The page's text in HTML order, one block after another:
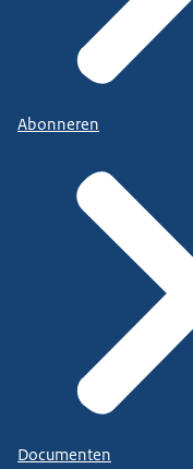
Abonneren
Documenten